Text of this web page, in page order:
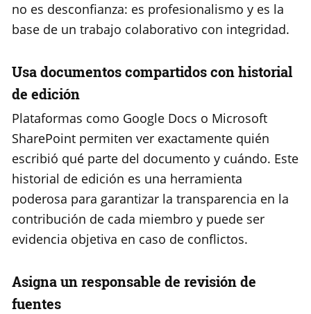
no es desconfianza: es profesionalismo y es la
base de un trabajo colaborativo con integridad.
Usa documentos compartidos con historial
de edición
Plataformas como Google Docs o Microsoft
SharePoint permiten ver exactamente quién
escribió qué parte del documento y cuándo. Este
historial de edición es una herramienta
poderosa para garantizar la transparencia en la
contribución de cada miembro y puede ser
evidencia objetiva en caso de conflictos.
Asigna un responsable de revisión de
fuentes